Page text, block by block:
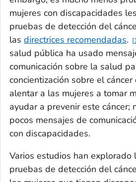
mujeres con discapacidades
pruebas de detección del
las directrices recomendadas.
salud pública ha usado
comunicación sobre la salud
concientización sobre el
alentar a las mujeres a tomar
ayudar a prevenir este cáncer;
pocos mensajes de
con discapacidades.
Varios estudios han explorado
pruebas de detección del